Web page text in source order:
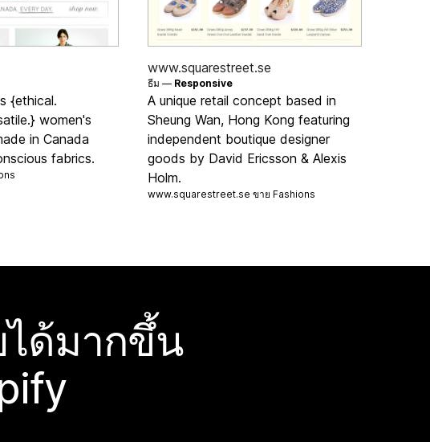
{ethical.
women's
in Canada
fabrics.
www.squarestreet.se
ธีม — Responsive
A unique retail concept based in
Sheung Wan, Hong Kong featuring
independent boutique designer
goods by David Ericsson & Alexis
Holm.
www.squarestreet.se ขาย Fashions
ได้มากขึ้น